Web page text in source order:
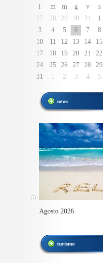
l m m g v s
27
28 29 30 31 1
3
4 5 6 7 8
10
11 12 13 14 15
17
18 19 20 21 22
24
25 26 27 28 29
31
1 2 3 4 5
news
Agosto 2026
turismo